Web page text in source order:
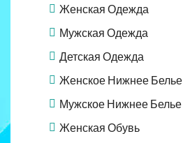
Женская Одежда
Мужская Одежда
Детская Одежда
Женское Нижнее Белье
Мужское Нижнее Белье
Женская Обувь